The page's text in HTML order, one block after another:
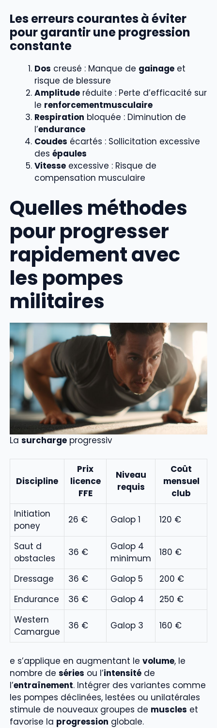
Les erreurs courantes à éviter
pour garantir une progression
constante
Dos creusé : Manque de gainage et
risque de blessure
Amplitude réduite : Perte d’efficacité sur
le renforcementmusculaire
Respiration bloquée : Diminution de
l’endurance
Coudes écartés : Sollicitation excessive
des épaules
Vitesse excessive : Risque de
compensation musculaire
Quelles méthodes
pour progresser
rapidement avec
les pompes
militaires
La surcharge progressiv
Discipline
Prix
licence
FFE
Niveau
requis
Coût
mensuel
club
Initiation
poney
26 € Galop 1 120 €
Saut d
obstacles
36 €
Galop 4
minimum
180 €
Dressage 36 € Galop 5
200 €
Endurance
36 € Galop 4
250 €
Western
Camargue
36 € Galop 3 160 €
e s’applique en augmentant le volume, le
nombre de séries ou l’intensité de
l’entraînement. Intégrer des variantes comme
les pompes déclinées, lestées ou unilatérales
stimule de nouveaux groupes de muscles et
favorise la progression globale.